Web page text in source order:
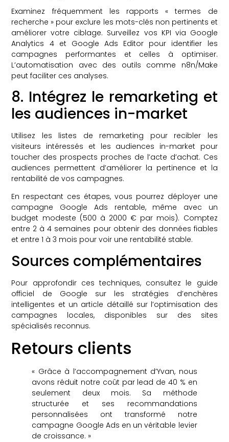
Examinez fréquemment les rapports « termes de
recherche » pour exclure les mots-clés non pertinents et
améliorer votre ciblage. Surveillez vos KPI via Google
Analytics 4 et Google Ads Editor pour identifier les
campagnes performantes et celles à optimiser.
L’automatisation avec des outils comme n8n/Make
peut faciliter ces analyses.
8. Intégrez le remarketing et
les audiences in-market
Utilisez les listes de remarketing pour recibler les
visiteurs intéressés et les audiences in-market pour
toucher des prospects proches de l’acte d’achat. Ces
audiences permettent d’améliorer la pertinence et la
rentabilité de vos campagnes.
En respectant ces étapes, vous pourrez déployer une
campagne Google Ads rentable, même avec un
budget modeste (500 à 2000 € par mois). Comptez
entre 2 à 4 semaines pour obtenir des données fiables
et entre 1 à 3 mois pour voir une rentabilité stable.
Sources complémentaires
Pour approfondir ces techniques, consultez le guide
officiel de Google sur les stratégies d’enchères
intelligentes et un article détaillé sur l’optimisation des
campagnes locales, disponibles sur des sites
spécialisés reconnus.
Retours clients
« Grâce à l’accompagnement d’Yvan, nous
avons réduit notre coût par lead de 40 % en
seulement deux mois. Sa méthode
structurée et ses recommandations
personnalisées ont transformé notre
campagne Google Ads en un véritable levier
de croissance. »